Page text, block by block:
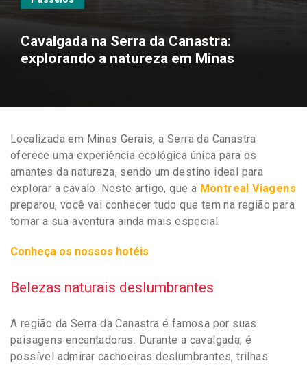
Cavalgada na Serra da Canastra:
explorando a natureza em Minas
Localizada em Minas Gerais, a Serra da Canastra
oferece uma experiência ecológica única para os
amantes da natureza, sendo um destino ideal para
explorar a cavalo. Neste artigo, que a Montreal Viagens
preparou, você vai conhecer tudo que tem na região para
tornar a sua aventura ainda mais especial:
Conheça os nossos hotéis
Belezas naturais deslumbrantes
A região da Serra da Canastra é famosa por suas
paisagens encantadoras. Durante a cavalgada, é
possível admirar cachoeiras deslumbrantes, trilhas